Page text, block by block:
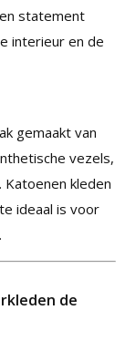
statement
interieur en de
gemaakt van
vezels,
kleden
ideaal is voor
de